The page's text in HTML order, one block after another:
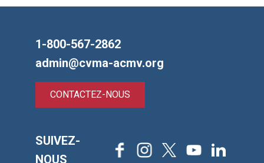
1-800-567-2862
admin@cvma-acmv.org
CONTACTEZ-NOUS
SUIVEZ-
NOUS
FacebookInstagram
X YoutubeLinkedIn